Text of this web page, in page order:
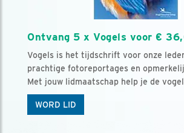
Ontvang 5 x Vogels voor €
Vogels is het tijdschrift voor onze
prachtige fotoreportages en
Met jouw lidmaatschap help je de
WORD LID